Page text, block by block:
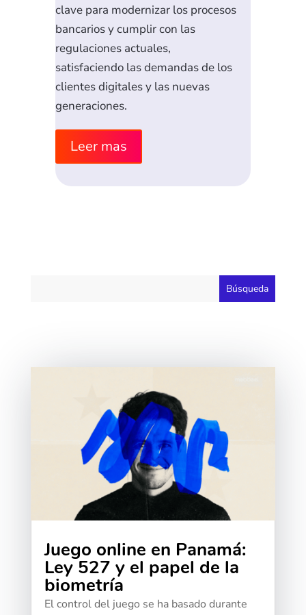
clave para modernizar los procesos
bancarios y cumplir con las
regulaciones actuales,
satisfaciendo las demandas de los
clientes digitales y las nuevas
generaciones.
Leer mas
Juego online en Panamá:
Ley 527 y el papel de la
biometría
El control del juego se ha basado durante